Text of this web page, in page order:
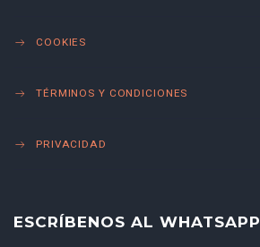
COOKIES
TÉRMINOS Y CONDICIONES
PRIVACIDAD
ESCRÍBENOS AL WHATSAPP